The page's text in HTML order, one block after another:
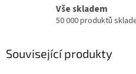
Vše skladem
50 000 produktů
Související produkty